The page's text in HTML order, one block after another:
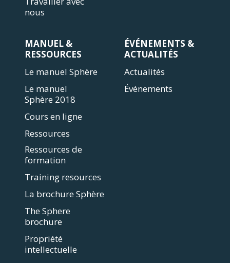
nous
MANUEL &
RESSOURCES
Le manuel Sphère
Le manuel
Sphère 2018
Cours en ligne
Ressources
Ressources de
formation
Training resources
La brochure Sphère
The Sphere
brochure
Propriété
intellectuelle
ÉVÉNEMENTS &
ACTUALITÉS
Actualités
Événements